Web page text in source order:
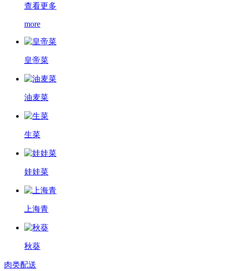
查看更多
more
皇帝菜
油麦菜
生菜
娃娃菜
上海青
秋葵
肉类配送